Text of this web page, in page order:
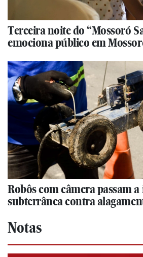
Terceira noite do “Mossoró
emociona público em
Robôs com câmera passam
subterrânea contra
Notas